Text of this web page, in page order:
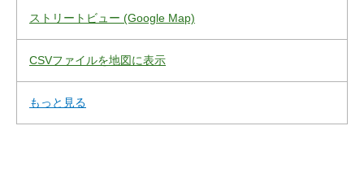
ストリートビュー (Google Map)
CSVファイルを地図に表示
もっと見る